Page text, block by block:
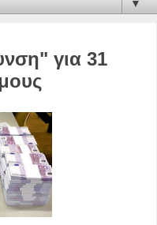
▼
για 31